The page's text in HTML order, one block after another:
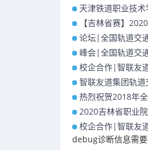
天津铁道职业技术
【吉林省赛】
论坛|全国轨道交
峰会|全国轨道交
校企合作|智联友
智联友道集团轨
热烈祝贺2018年
2020吉林省职业
校企合作|智联友
debug诊断信息需